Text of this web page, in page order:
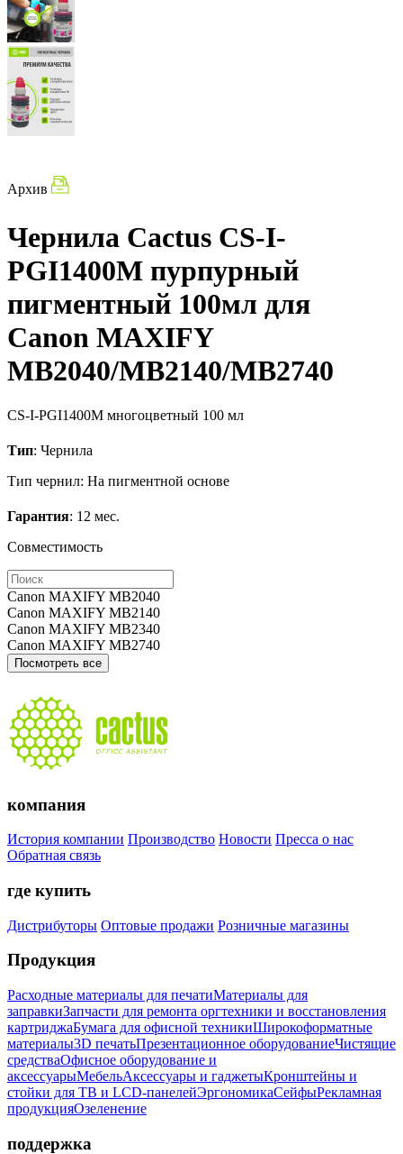
Архив
Чернила Cactus CS-I-
PGI1400M пурпурный
пигментный 100мл для
Canon MAXIFY
MB2040/MB2140/MB2740
CS-I-PGI1400M многоцветный 100 мл
Тип: Чернила
Тип чернил: На пигментной основе
Гарантия: 12 мес.
Совместимость
Canon MAXIFY MB2040
Canon MAXIFY MB2140
Canon MAXIFY MB2340
Canon MAXIFY MB2740
Посмотреть все
компания
История компании Производство Новости Пресса о нас
Обратная связь
где купить
Дистрибуторы Оптовые продажи Розничные магазины
Продукция
Расходные материалы для печатиМатериалы для
заправкиЗапчасти для ремонта оргтехники и восстановления
картриджаБумага для офисной техникиШирокоформатные
материалы3D печатьПрезентационное оборудованиеЧистящие
средстваОфисное оборудование и
аксессуарыМебельАксессуары и гаджетыКронштейны и
стойки для ТВ и LCD-панелейЭргономикаСейфыРекламная
продукцияОзеленение
поддержка